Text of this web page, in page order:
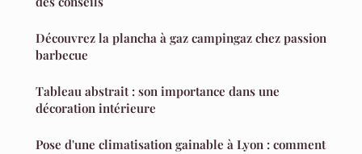
Découvrez la plancha à gaz campingaz chez passion
barbecue
Tableau abstrait : son importance dans une
décoration intérieure
Pose d'une climatisation gainable à Lyon : comment